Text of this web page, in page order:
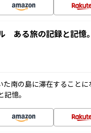
ある旅の記録と記
た南の島に滞在すること
憶。